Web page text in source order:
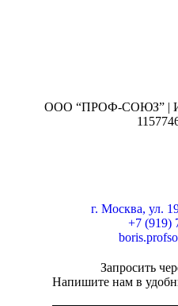
ООО “ПРОФ-СОЮЗ” |
г. Москва, ул.
+7 (919)
Запросить
Напишите нам в